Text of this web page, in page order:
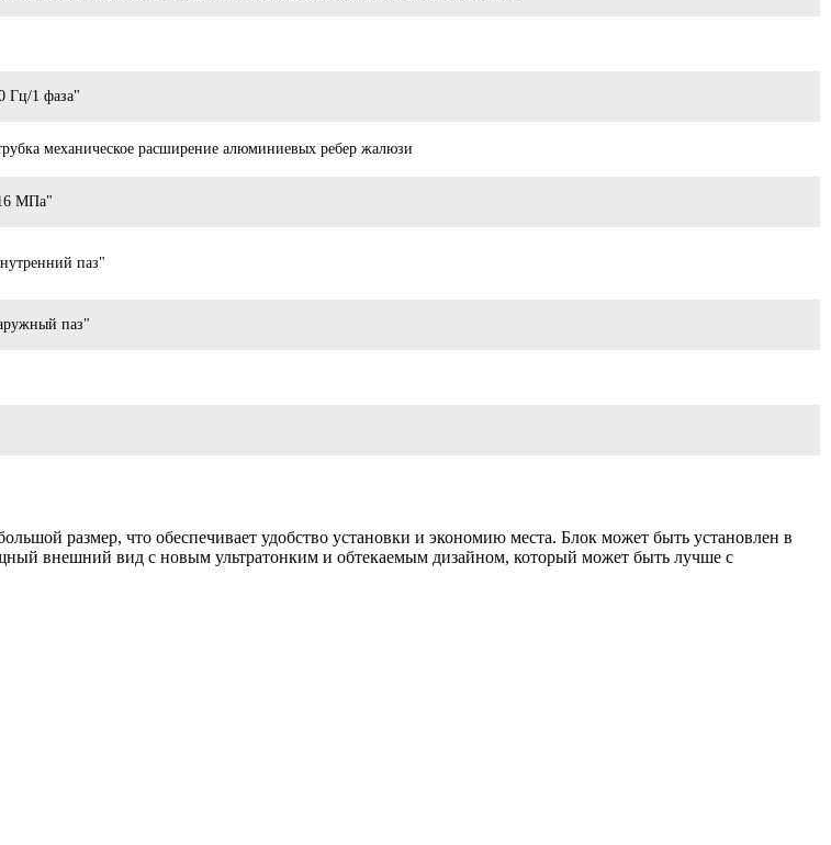
Гц/1 фаза"
механическое расширение алюминиевых ребер жалюзи
МПа"
паз"
паз"
размер, что обеспечивает удобство установки и экономию места. Блок может быть установлен в
внешний вид с новым ультратонким и обтекаемым дизайном, который может быть лучше с